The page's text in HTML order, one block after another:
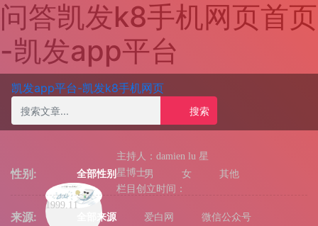
问答凯发k8手机网页首页
-凯发app平台
凯发app平台-凯发k8手机网页
搜索
主持人：damien lu 星
星博士
栏目创立时间：
1999.11
性别: 全部性别 男 女 其他
来源: 全部来源 爱白网 微信公众号